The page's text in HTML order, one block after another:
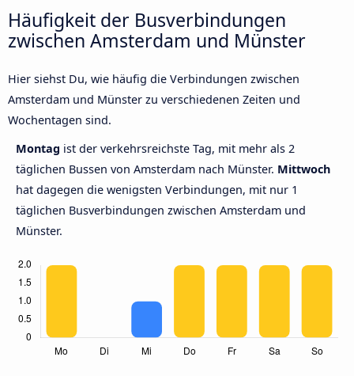
Häufigkeit der Busverbindungen
zwischen Amsterdam und Münster
Hier siehst Du, wie häufig die Verbindungen zwischen
Amsterdam und Münster zu verschiedenen Zeiten und
Wochentagen sind.
Montag ist der verkehrsreichste Tag, mit mehr als 2
täglichen Bussen von Amsterdam nach Münster. Mittwoch
hat dagegen die wenigsten Verbindungen, mit nur 1
täglichen Busverbindungen zwischen Amsterdam und
Münster.